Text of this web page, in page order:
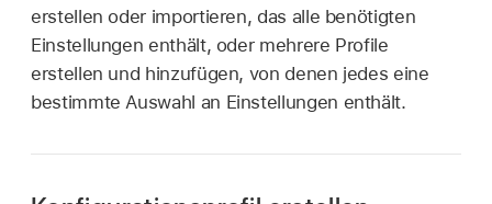
erstellen oder importieren, das alle benötigten
Einstellungen enthält, oder mehrere Profile
erstellen und hinzufügen, von denen jedes eine
bestimmte Auswahl an Einstellungen enthält.